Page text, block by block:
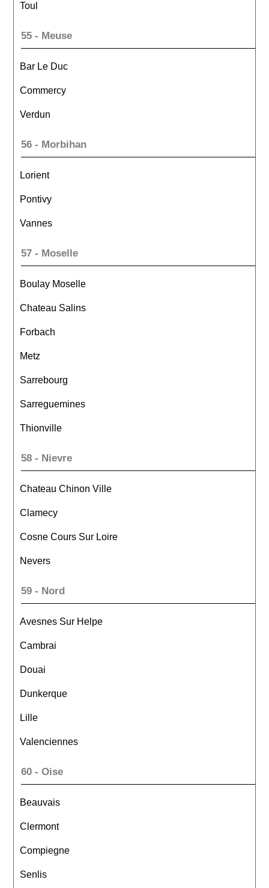
Toul
55 - Meuse
Bar Le Duc
Commercy
Verdun
56 - Morbihan
Lorient
Pontivy
Vannes
57 - Moselle
Boulay Moselle
Chateau Salins
Forbach
Metz
Sarrebourg
Sarreguemines
Thionville
58 - Nievre
Chateau Chinon Ville
Clamecy
Cosne Cours Sur Loire
Nevers
59 - Nord
Avesnes Sur Helpe
Cambrai
Douai
Dunkerque
Lille
Valenciennes
60 - Oise
Beauvais
Clermont
Compiegne
Senlis